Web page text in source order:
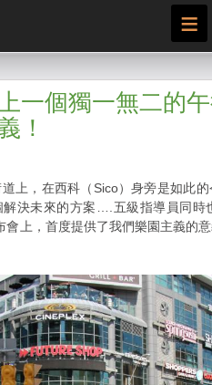
≡
一個獨一無二的
！
道上，在西科（Sico）身旁是如此
決未來的方案….五級指導員同時
上，首度提供了我們樂園主義的